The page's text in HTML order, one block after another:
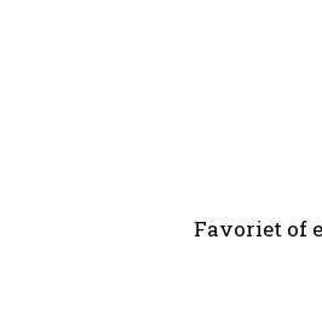
Favoriet of